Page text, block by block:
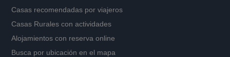
Casas recomendadas por viajeros
Casas Rurales con actividades
Alojamientos con reserva online
Busca por ubicación en el mapa